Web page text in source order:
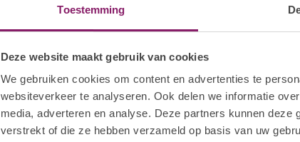
Toestemming
Deze website maakt gebruik van cookies
We gebruiken cookies om content en advertenties te
websiteverkeer te analyseren. Ook delen we informatie
media, adverteren en analyse. Deze partners kunnen
verstrekt of die ze hebben verzameld op basis van uw